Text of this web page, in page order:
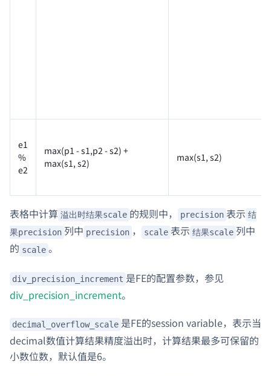
e1
%
e2
max(p1 - s1,p2 - s2) +
max(s1, s2)
max(s1, s2)
表格中计算 溢出时结果scale 的规则中， precision 表示 结
果precision 列中 precision ， scale 表示 结果scale 列中
的 scale 。
div_precision_increment 是FE的配置参数，参见
div_precision_increment。
decimal_overflow_scale 是FE的session variable，表示当
decimal数值计算结果精度溢出时，计算结果最多可保留的
小数位数，默认值是6。